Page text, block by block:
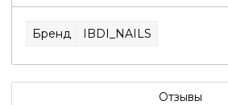
Бренд IBDI_NAILS
Отзывы